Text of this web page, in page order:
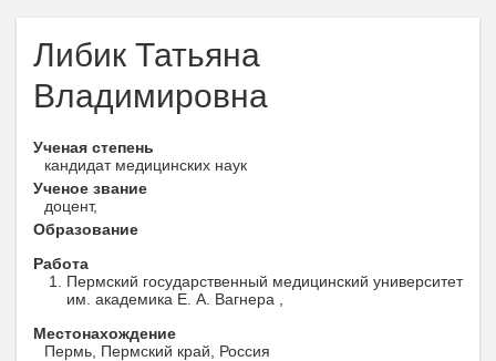
Либик Татьяна
Владимировна
Ученая степень
кандидат медицинских наук
Ученое звание
доцент,
Образование
Работа
Пермский государственный медицинский университет
им. академика Е. А. Вагнера ,
Местонахождение
Пермь, Пермский край, Россия